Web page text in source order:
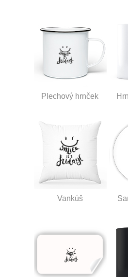
Plechový hrnček
Vankúš